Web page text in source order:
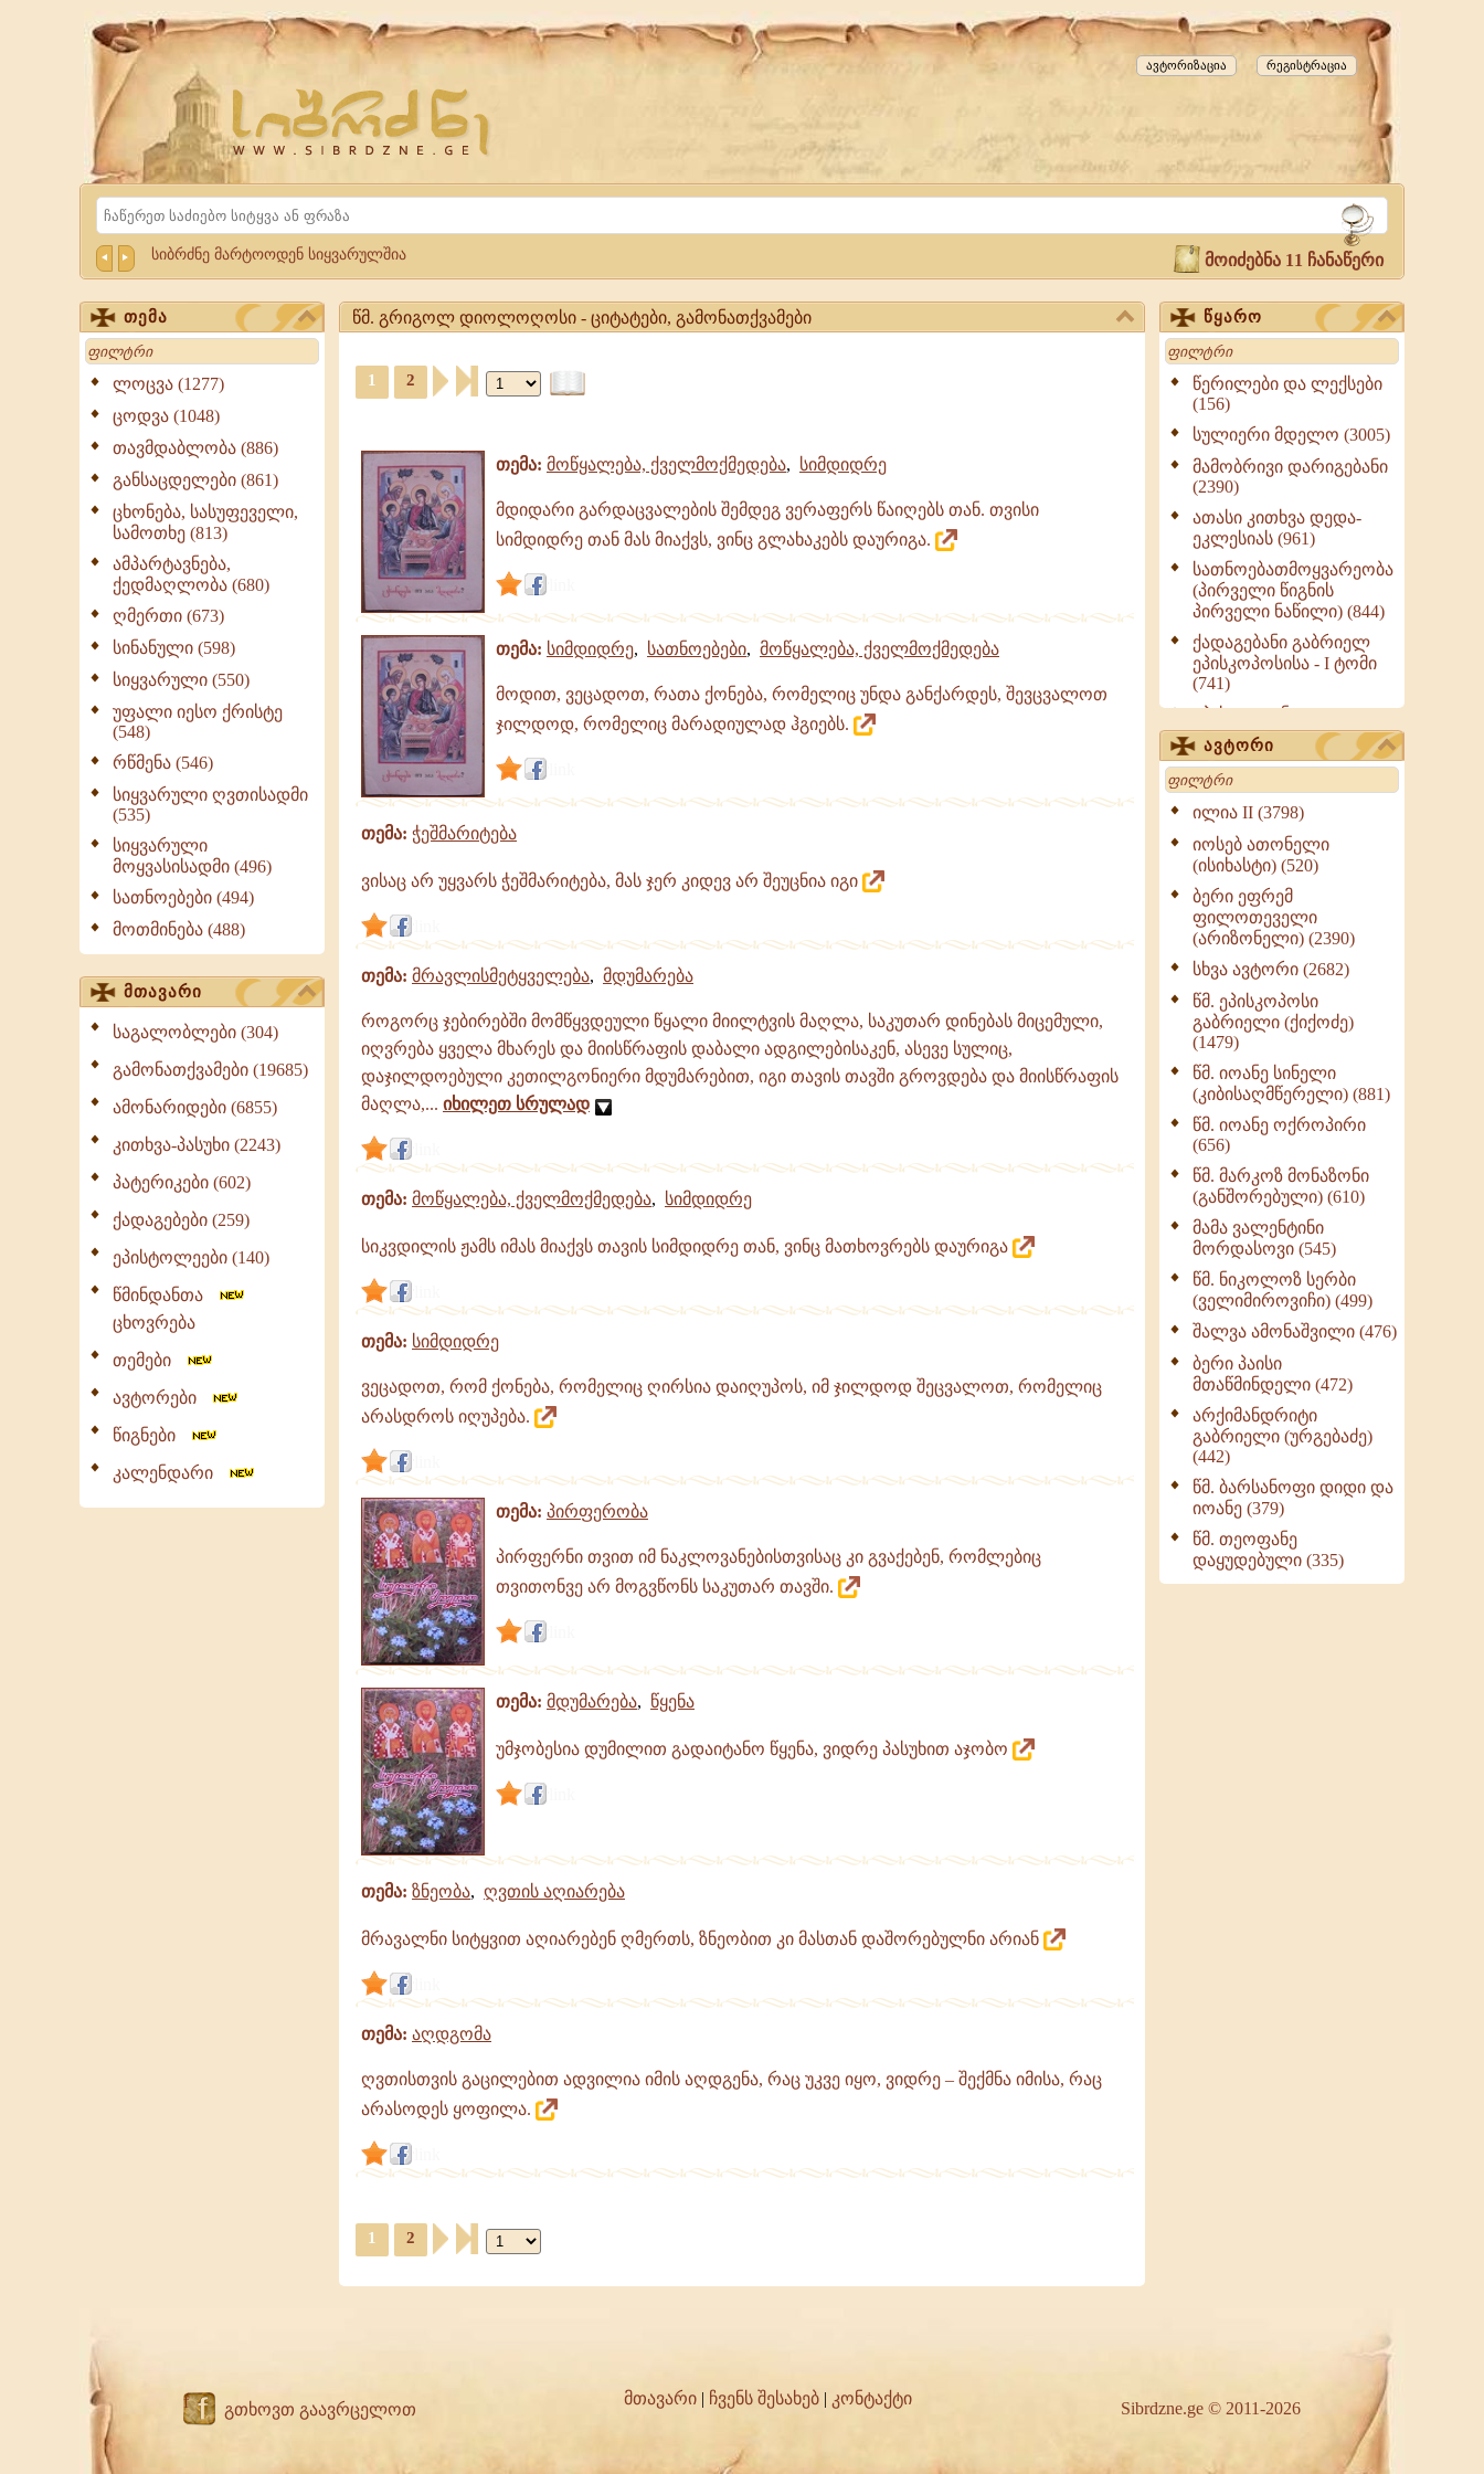
Website
Sibrdzne.ge
რეგისტრაცია
ავტორიზაცია
Search
სიბრძნე მარტოოდენ სიყვარულშია
მოიძებნა 11 ჩანაწერი
თემა
Search
ლოცვა (1277)
ცოდვა (1048)
თავმდაბლობა (886)
განსაცდელები (861)
ცხონება, სასუფეველი,
სამოთხე (813)
ამპარტავნება,
ქედმაღლობა (680)
ღმერთი (673)
სინანული (598)
სიყვარული (550)
უფალი იესო ქრისტე
(548)
რწმენა (546)
სიყვარული ღვთისადმი
(535)
სიყვარული
მოყვასისადმი (496)
სათნოებები (494)
მოთმინება (488)
მთავარი
საგალობლები (304)
გამონათქვამები (19685)
ამონარიდები (6855)
კითხვა-პასუხი (2243)
პატერიკები (602)
ქადაგებები (259)
ეპისტოლეები (140)
წმინდანთა
ცხოვრება
თემები
ავტორები
წიგნები
კალენდარი
წმ. გრიგოლ დიოლოღოსი - ციტატები, გამონათქვამები
გრიგოლ
დიოლოღოსი
გამონათქვამები
გრიგოლ
დიოლოღოსი
გამონათქვამები
გამონათქვამები
1 2
თემა: მოწყალება, ქველმოქმედება, სიმდიდრე
მდიდარი გარდაცვალების შემდეგ ვერაფერს წაიღებს თან. თვისი
სიმდიდრე თან მას მიაქვს, ვინც გლახაკებს დაურიგა.
თემა: სიმდიდრე, სათნოებები, მოწყალება, ქველმოქმედება
მოდით, ვეცადოთ, რათა ქონება, რომელიც უნდა განქარდეს, შევცვალოთ
ჯილდოდ, რომელიც მარადიულად ჰგიებს.
თემა: ჭეშმარიტება
ვისაც არ უყვარს ჭეშმარიტება, მას ჯერ კიდევ არ შეუცნია იგი
თემა: მრავლისმეტყველება, მდუმარება
როგორც ჯებირებში მომწყვდეული წყალი მიილტვის მაღლა, საკუთარ დინებას მიცემული,
იღვრება ყველა მხარეს და მიისწრაფის დაბალი ადგილებისაკენ, ასევე სულიც,
დაჯილდოებული კეთილგონიერი მდუმარებით, იგი თავის თავში გროვდება და მიისწრაფის
მაღლა,... იხილეთ სრულად
თემა: მოწყალება, ქველმოქმედება, სიმდიდრე
სიკვდილის ჟამს იმას მიაქვს თავის სიმდიდრე თან, ვინც მათხოვრებს დაურიგა
თემა: სიმდიდრე
ვეცადოთ, რომ ქონება, რომელიც ღირსია დაიღუპოს, იმ ჯილდოდ შეცვალოთ, რომელიც
არასდროს იღუპება.
თემა: პირფერობა
პირფერნი თვით იმ ნაკლოვანებისთვისაც კი გვაქებენ, რომლებიც
თვითონვე არ მოგვწონს საკუთარ თავში.
თემა: მდუმარება, წყენა
უმჯობესია დუმილით გადაიტანო წყენა, ვიდრე პასუხით აჯობო
თემა: ზნეობა, ღვთის აღიარება
მრავალნი სიტყვით აღიარებენ ღმერთს, ზნეობით კი მასთან დაშორებულნი არიან
თემა: აღდგომა
ღვთისთვის გაცილებით ადვილია იმის აღდგენა, რაც უკვე იყო, ვიდრე – შექმნა იმისა, რაც
არასოდეს ყოფილა.
1 2
წყარო
Search
წერილები და ლექსები
(156)
სულიერი მდელო (3005)
მამობრივი დარიგებანი
(2390)
ათასი კითხვა დედა-
ეკლესიას (961)
სათნოებათმოყვარეობა
(პირველი წიგნის
პირველი ნაწილი) (844)
ქადაგებანი გაბრიელ
ეპისკოპოსისა - I ტომი
(741)
ეპისტოლენი,
ქადაგებანი, სიტყვანი
(ნაწილი III) (723)
მოძღვრის ძალზე
სასარგებლო რჩევები
მრევლისათვის (545)
Wisdomge (514)
ქადაგებანი გაბრიელ
ეპისკოპოსისა - II ტომი
(370)
სულიერი ცხოვრების
სახელმძღვანელო -
ნაწილი II (369)
ღმერთი და ადამიანები
(287)
ბერის დიადემა (278)
მონაზვნური
გამოცდილების
ოთხი ასეული თავი
სიყვარულის შესახებ
(259)
ავტორი
Search
ილია II (3798)
იოსებ ათონელი
(ისიხასტი) (520)
ბერი ეფრემ
ფილოთეველი
(არიზონელი) (2390)
სხვა ავტორი (2682)
წმ. ეპისკოპოსი
გაბრიელი (ქიქოძე)
(1479)
წმ. იოანე სინელი
(კიბისაღმწერელი) (881)
წმ. იოანე ოქროპირი
(656)
წმ. მარკოზ მონაზონი
(განშორებული) (610)
მამა ვალენტინი
მორდასოვი (545)
წმ. ნიკოლოზ სერბი
(ველიმიროვიჩი) (499)
შალვა ამონაშვილი (476)
ბერი პაისი
მთაწმინდელი (472)
არქიმანდრიტი
გაბრიელი (ურგებაძე)
(442)
წმ. ბარსანოფი დიდი და
იოანე (379)
წმ. თეოფანე
დაყუდებული (335)
f გთხოვთ გაავრცელოთ
მთავარი | ჩვენს შესახებ | კონტაქტი
Sibrdzne.ge © 2011-2026